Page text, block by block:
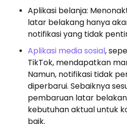
Aplikasi belanja:
latar belakang hanya
notifikasi yang tidak
Aplikasi media sosial,
TikTok, mendapatkan
Namun, notifikasi tidak
diperbarui. Sebaiknya
pembaruan latar
kebutuhan aktual untuk
baik.